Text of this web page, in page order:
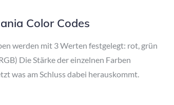
Color Codes
werden mit 3 Werten festgelegt: rot, grün
Die Stärke der einzelnen Farben
was am Schluss dabei herauskommt.